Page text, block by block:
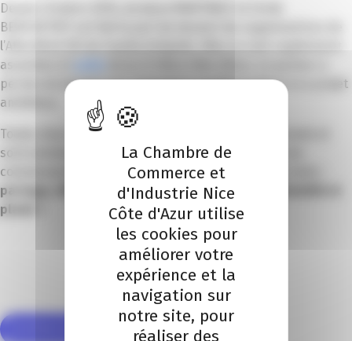
Depuis Octobre 2016, Jocelyne MARTINEZ et Cécile
BENCHETRIT ont fait le pari de devenir les organisatrices de
l’AfterWork RH de Sophia Antipolis. Elles se sont rapidement
associées à l’
permis de donner une envergure supplémentaire à ce projet
ambitieux.
Toutes deux sont passionnées par les sujets RH actuels et
sont animées une forte volonté et envie de créer une
communauté RH apprenante locale. Leurs maîtres mots :
partage, réflexion, échange, bienveillance, convivialité et
plaisir !
Je m'inscris à cette soirée
La Chambre de
Commerce et
d'Industrie Nice
Côte d'Azur utilise
les cookies pour
améliorer votre
expérience et la
navigation sur
notre site, pour
réaliser des